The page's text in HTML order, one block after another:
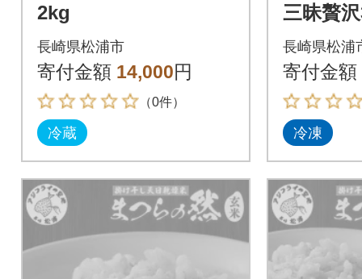
2kg
長崎県松浦市
寄付金額 14,000円
（0件）
冷蔵
三昧贅
ト
長崎県松浦
寄付金額
冷凍